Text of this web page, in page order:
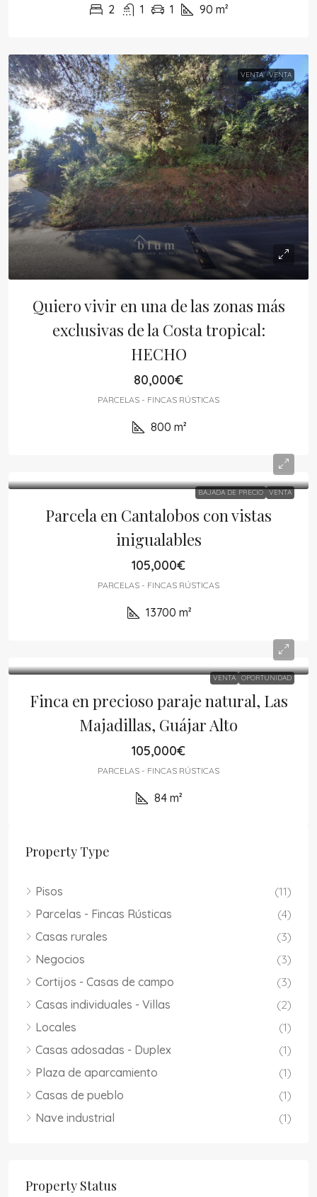
2 1 1 90 m²
VENTA VENTA
Quiero vivir en una de las zonas más
exclusivas de la Costa tropical:
HECHO
80,000€
PARCELAS - FINCAS RÚSTICAS
800 m²
BAJADA DE PRECIO VENTA
Parcela en Cantalobos con vistas
inigualables
105,000€
PARCELAS - FINCAS RÚSTICAS
13700 m²
VENTA OPORTUNIDAD
Finca en precioso paraje natural, Las
Majadillas, Guájar Alto
105,000€
PARCELAS - FINCAS RÚSTICAS
84 m²
Property Type
Pisos
(11)
Parcelas - Fincas Rústicas
(4)
Casas rurales
(3)
Negocios
(3)
Cortijos - Casas de campo
(3)
Casas individuales - Villas
(2)
Locales
(1)
Casas adosadas - Duplex
(1)
Plaza de aparcamiento
(1)
Casas de pueblo
(1)
Nave industrial
(1)
Property Status